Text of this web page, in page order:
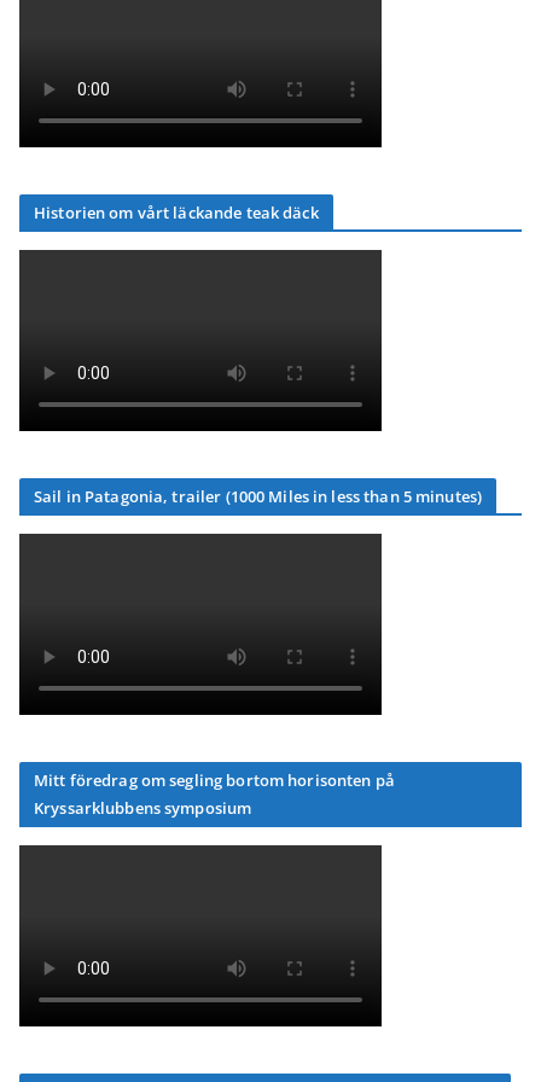
Historien om vårt läckande teak däck
Sail in Patagonia, trailer (1000 Miles in less than 5 minutes)
Mitt föredrag om segling bortom horisonten på
Kryssarklubbens symposium